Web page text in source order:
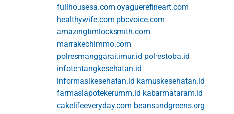
fullhousesa.com oyaguerefineart.com
healthywife.com pbcvoice.com
amazingtimlocksmith.com
marrakechimmo.com
polresmanggaraitimur.id polrestoba.id
infotentangkesehatan.id
informasikesehatan.id kamuskesehatan.id
farmasiapotekerumm.id kabarmataram.id
cakelifeeveryday.com beansandgreens.org